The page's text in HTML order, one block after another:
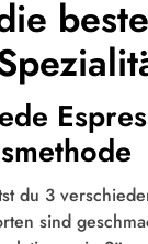
du 3
sind